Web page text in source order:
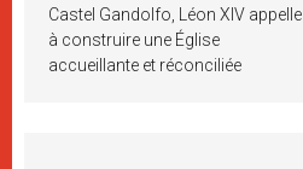
Castel Gandolfo, Léon XIV appelle
à construire une Église
accueillante et réconciliée